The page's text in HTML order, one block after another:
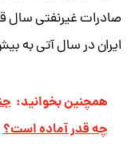
صادرات غیرنفتی سال
ایران در سال آتی به بیش ۲۰ میلیارد دلار خواهد
همچنین بخوانید:
چه قدر آماده است؟